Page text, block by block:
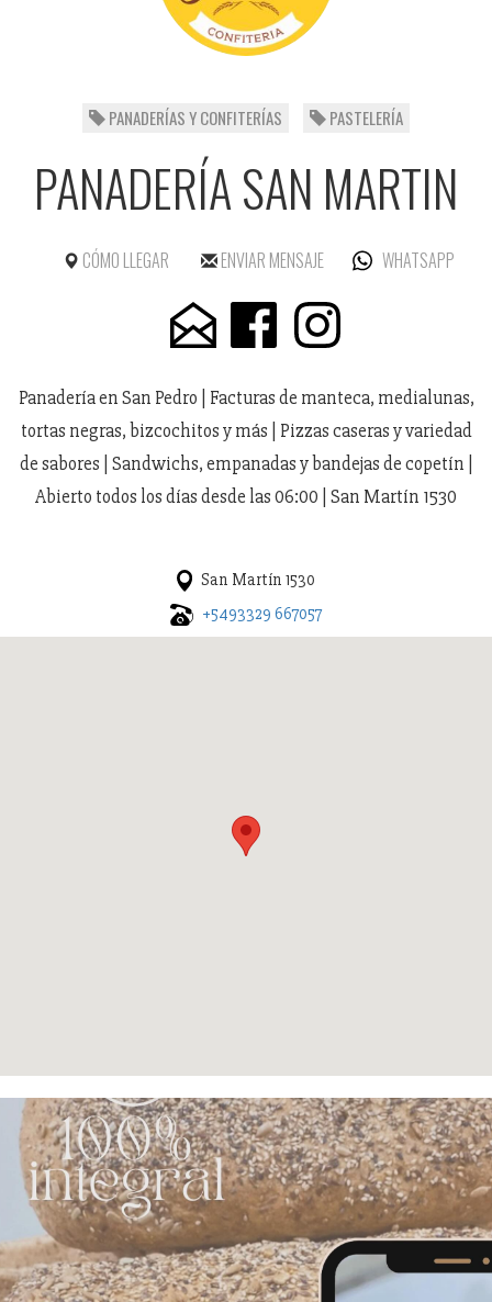
PANADERÍAS Y CONFITERÍAS PASTELERÍA
PANADERÍA SAN MARTIN
CÓMO LLEGAR ENVIAR MENSAJE WHATSAPP
Panadería en San Pedro | Facturas de manteca, medialunas,
tortas negras, bizcochitos y más | Pizzas caseras y variedad
de sabores | Sandwichs, empanadas y bandejas de copetín |
Abierto todos los días desde las 06:00 | San Martín 1530
San Martín 1530
+5493329 667057